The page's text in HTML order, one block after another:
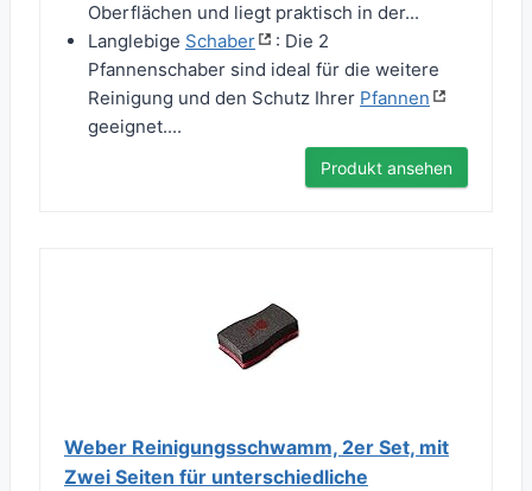
Oberflächen und liegt praktisch in der...
Langlebige Schaber
: Die 2
Pfannenschaber sind ideal für die weitere
Reinigung und den Schutz Ihrer Pfannen
geeignet....
Produkt ansehen
Weber Reinigungsschwamm, 2er Set, mit
Zwei Seiten für unterschiedliche